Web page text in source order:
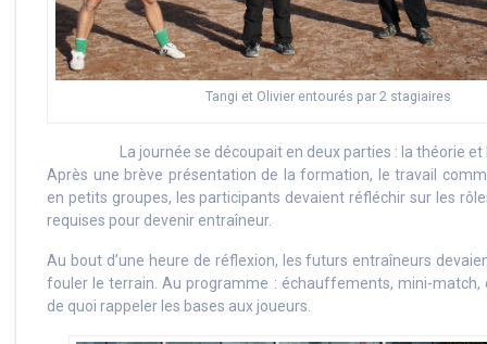
Tangi et Olivier entourés par 2 stagiaires
La journée se découpait en deux parties : la théorie et
Après une brève présentation de la formation, le travail
en petits groupes, les participants devaient réfléchir sur les
requises pour devenir entraîneur.
Au bout d’une heure de réflexion, les futurs entraîneurs
fouler le terrain. Au programme : échauffements, mini-match,
de quoi rappeler les bases aux joueurs.